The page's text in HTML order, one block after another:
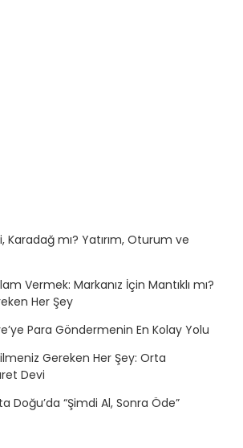
Karadağ mı? Yatırım, Oturum ve
Vermek: Markanız İçin Mantıklı mı?
Her Şey
Para Göndermenin En Kolay Yolu
Gereken Her Şey: Orta
Devi
Doğu’da “Şimdi Al, Sonra Öde”